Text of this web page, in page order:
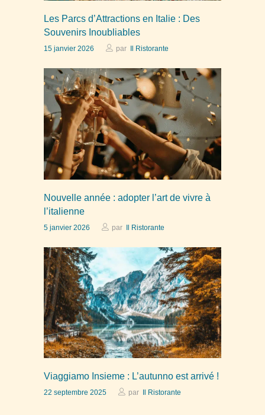
Les Parcs d’Attractions en Italie : Des
Souvenirs Inoubliables
15 janvier 2026 par Il Ristorante
Nouvelle année : adopter l’art de vivre à
l’italienne
5 janvier 2026 par Il Ristorante
Viaggiamo Insieme : L’autunno est arrivé !
22 septembre 2025 par Il Ristorante